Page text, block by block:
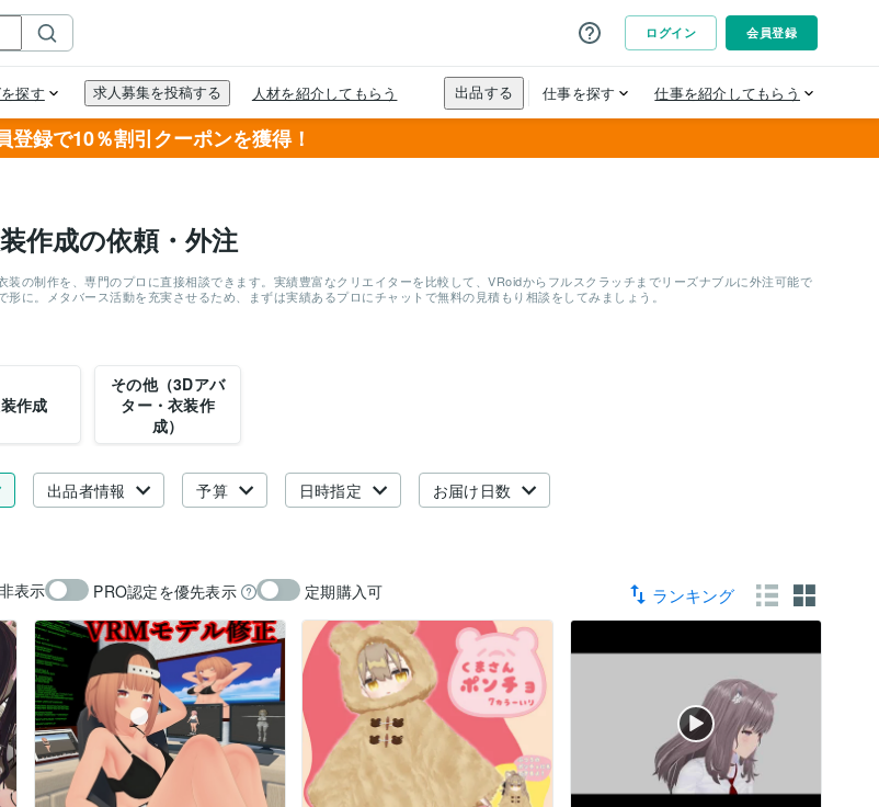
登録で10％割引クーポンを獲得！
作成の依頼・外注
装の制作を、専門のプロに直接相談できます。実績豊富なクリエイターを比較して、VRoidからフルスクラッチまでリーズナブルに外注可能で
に。メタバース活動を充実させるため、まずは実績あるプロにチャットで無料の見積もり相談をしてみましょう。
作成
その他（3Dアバ
ター・衣装作
成）
出品者情報 予算 日時指定 お届け日数
表示 PRO認定を優先表示 定期購入可 ランキング